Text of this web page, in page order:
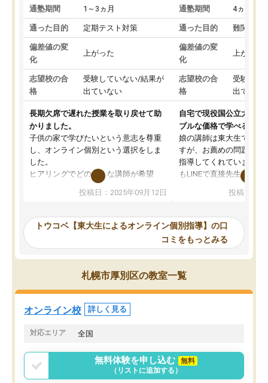
通塾期間 1～3ヵ月
通った目的 定期テスト対策
偏差値の変
化
上がった
志望校の合
格
受験していない/結果が
出ていない
長期欠席で遅れた授業を取り戻せて助
かりました。
子供の家で学びたいという意志を尊重
し、オンライン個別という選択をしま
した。
ヒアリングでどのような講師が希望
か、オプションは付帯するかなど選ぶ
事が出来ました。
ーティングを行い、その講師で良いか
見てから講師を決定する事ができま
す。
うちの子は、初回面談の講師の方で決
オンラインツールを使用した単語帳の
共有があり宿題もそちらで出される形
でした。
言う事で講師変更の申し出があり、あ
まりに短期での変更だった為、塾に通
う事にして退会しました。遅れも取り
投稿日：2025年09月12日
通塾期間 4ヵ月～1
通った目的 難関私立
偏差値の変
化
上がった
志望校の合
格
受験して
出ていな
自宅で現役国公立大学生
ブルな価格で学べる
娘の講師は東大生では無
すが、お薦めの問題集や
指導してくれています。
もLINEで直接先生に質問
めれるので、個人に合
いなのがあり(有料)、受
ことをどんなスケジュー
くか相談したのですが、
ち期待したものではなく
内容でした。それでも明
やる気も出ましたし、苦
くなってきたようなので
投稿日：
トウコベ【東大生によるオンライン個別指導】の口
コミをもっとみる
札幌市厚別区の教室一覧
オンライン校 詳しく見る
対応エリア 全国
無料体験を申し込む
無料
（リストに追加する）